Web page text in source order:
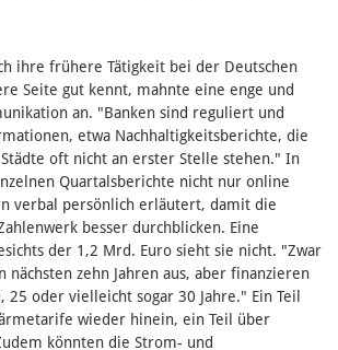
ihre frühere Tätigkeit bei der Deutschen
Seite gut kennt, mahnte eine enge und
an. "Banken sind reguliert und
etwa Nachhaltigkeitsberichte, die
oft nicht an erster Stelle stehen." In
Quartalsberichte nicht nur online
verbal persönlich erläutert, damit die
besser durchblicken. Eine
der 1,2 Mrd. Euro sieht sie nicht. "Zwar
nächsten zehn Jahren aus, aber finanzieren
oder vielleicht sogar 30 Jahre." Ein Teil
wieder hinein, ein Teil über
könnten die Strom- und